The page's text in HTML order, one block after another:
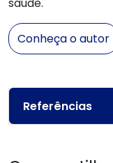
saúde.
Conheça o autor
Referências